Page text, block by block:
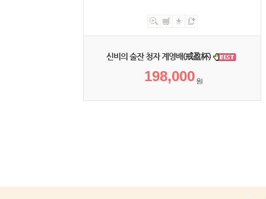
신비의 술잔 청자 계영배(戒盈杯)
198,000